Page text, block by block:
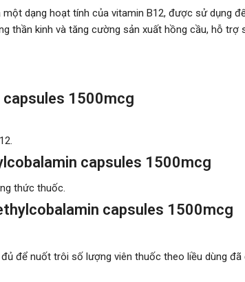
một dạng hoạt tính của vitamin B12, được sử dụng
thần kinh và tăng cường sản xuất hồng cầu, hỗ trợ
1500mcg
capsules 1500mcg
thức thuốc.
capsules 1500mcg
để nuốt trôi số lượng viên thuốc theo liều dùng